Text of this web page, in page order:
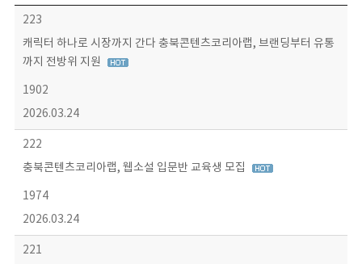
보도자료 목록 - 번호, 제목, 작성자, 파일, 조회수, 작성일 정보 제공
223
캐릭터 하나로 시장까지 간다 충북콘텐츠코리아랩, 브랜딩부터 유통
까지 전방위 지원
1902
2026.03.24
222
충북콘텐츠코리아랩, 웹소설 입문반 교육생 모집
1974
2026.03.24
221